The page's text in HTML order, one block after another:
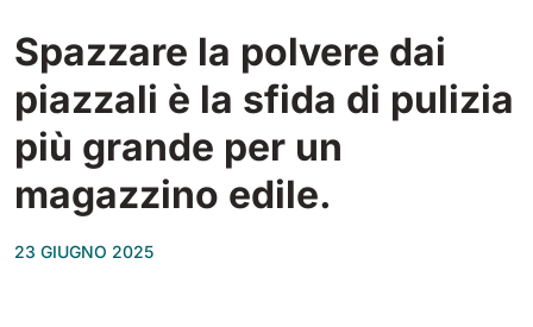
550 mm 2200 m²/h
E51
530 mm 2280 m²/h
E61
Tigra
1055 mm 5800 m²/h
Rider 1201
1200 mm 10200 m²/h
Spazzare la polvere dai
piazzali è la sfida di pulizia
più grande per un
magazzino edile.
23 GIUGNO 2025